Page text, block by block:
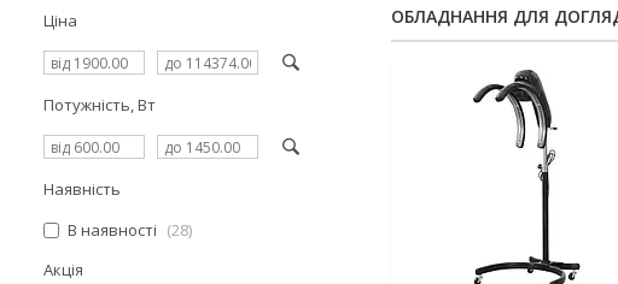
ОБЛАДНАННЯ ДЛЯ
Ціна
Потужність, Вт
Наявність
В наявності
28
Акція